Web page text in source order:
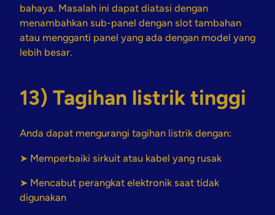
bahaya. Masalah ini dapat diatasi dengan
menambahkan sub-panel dengan slot tambahan
atau mengganti panel yang ada dengan model yang
lebih besar.
13) Tagihan listrik tinggi
Anda dapat mengurangi tagihan listrik dengan:
➤ Memperbaiki sirkuit atau kabel yang rusak
➤ Mencabut perangkat elektronik saat tidak
digunakan